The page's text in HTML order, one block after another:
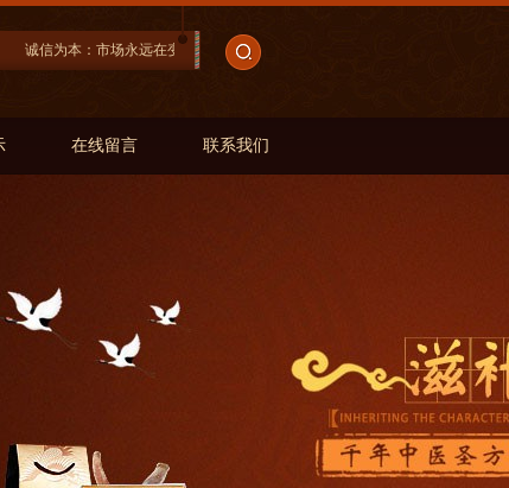
诚信为本：市场永远在变，诚信永远不变。
在线留言 联系我们